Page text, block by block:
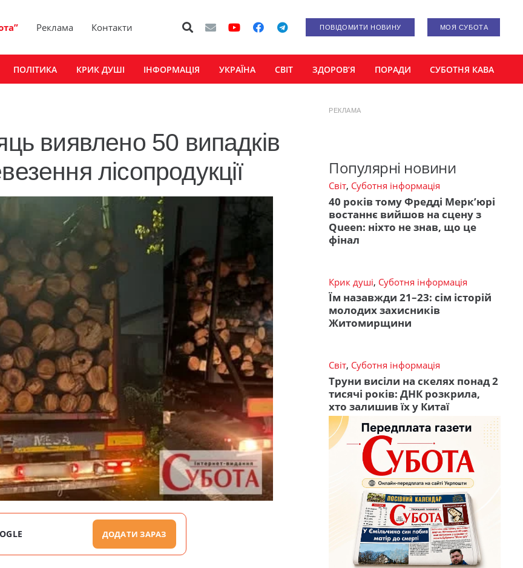
Реклама Контакти ПОВІДОМИТИ НОВИНУ МОЯ СУБОТА
ПОЛІТИКА КРИК ДУШІ ІНФОРМАЦІЯ УКРАЇНА СВІТ ЗДОРОВ’Я ПОРАДИ СУБОТНЯ КАВА
виявлено 50 випадків
лісопродукції
ДОДАТИ ЗАРАЗ
РЕКЛАМА
Популярні новини
Світ, Суботня інформація
40 років тому Фредді Мерк’юрі
востаннє вийшов на сцену з
Queen: ніхто не знав, що це
фінал
Крик душі, Суботня інформація
Їм назавжди 21–23: сім історій
молодих захисників
Житомирщини
Світ, Суботня інформація
Труни висіли на скелях понад 2
тисячі років: ДНК розкрила,
хто залишив їх у Китаї